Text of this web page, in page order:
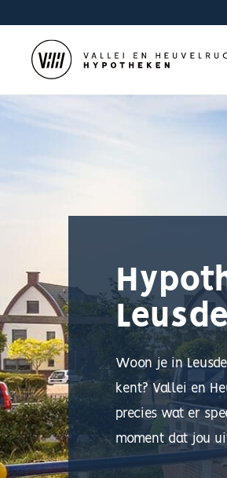
Woon je in
kent? Vallei en
precies wat er
moment dat jou